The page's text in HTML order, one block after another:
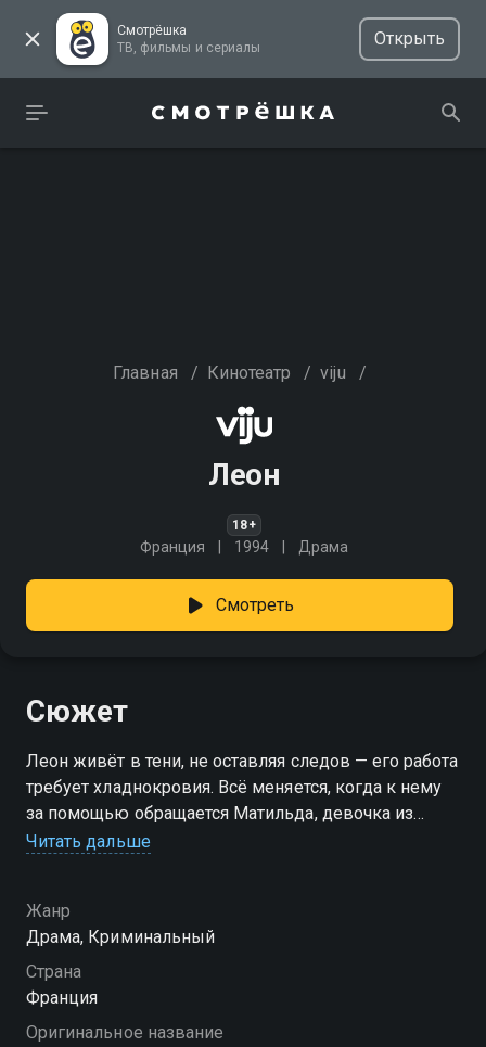
Смотрёшка
ТВ, фильмы и сериалы
Открыть
Главная / Кинотеатр / viju /
Леон
18+
Франция 1994 Драма
Смотреть
Сюжет
Леон живёт в тени, не оставляя следов — его работа
требует хладнокровия. Всё меняется, когда к нему
за помощью обращается Матильда, девочка из
соседней квартиры, чью семью уничтожили
долг или обязанность. И это чувство меняет его
навсегда. «Леон» — смотрите онлайн в хорошем
качестве.
Читать дальше
Жанр
Драма, Криминальный
Страна
Франция
Оригинальное название